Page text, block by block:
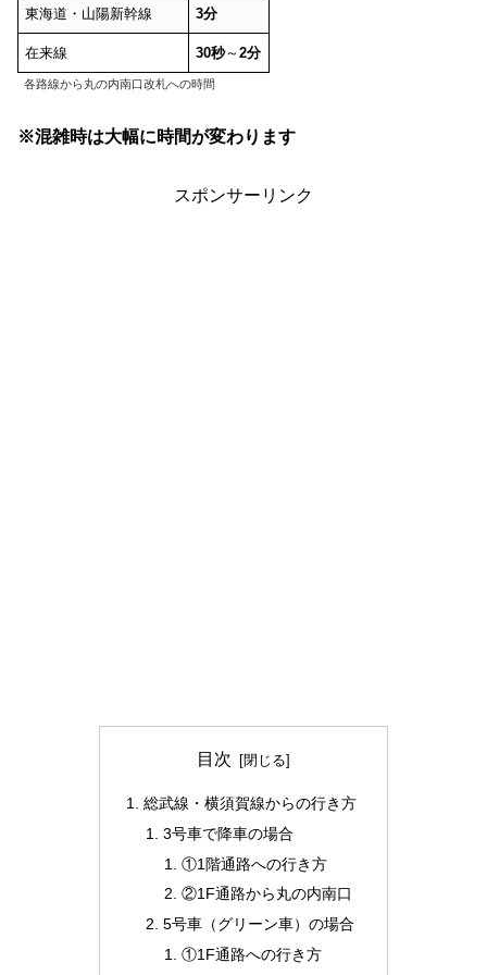
東海道・山陽新幹線 3分
在来線 30秒～2分
各路線から丸の内南口改札への時間
※混雑時は大幅に時間が変わります
スポンサーリンク
目次
総武線・横須賀線からの行き方
3号車で降車の場合
①1階通路への行き方
②1F通路から丸の内南口
5号車（グリーン車）の場合
①1F通路への行き方